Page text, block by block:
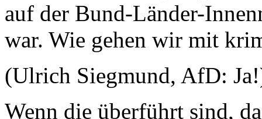
auf der Bund-Länder-
war. Wie gehen wir mit
(Ulrich Siegmund, AfD:
Wenn die überführt sind,